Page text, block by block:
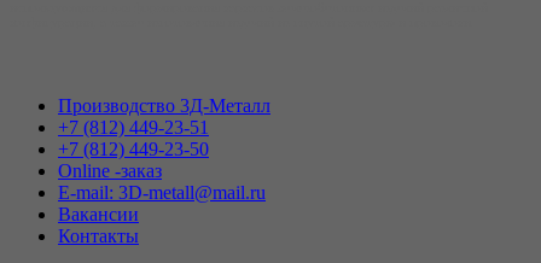
Производство 3Д-Металл
+7 (812) 449-23-51
+7 (812) 449-23-50
Online -заказ
E-mail: 3D-metall@mail.ru
Вакансии
Контакты